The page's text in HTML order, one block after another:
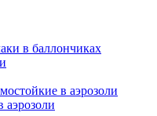
в баллончиках
в аэрозоли
аэрозоли